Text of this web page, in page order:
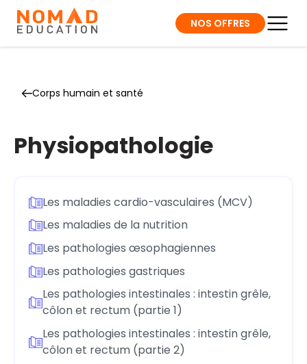
NOS OFFRES
Corps humain et santé
Physiopathologie
Les maladies cardio-vasculaires (MCV)
Les maladies de la nutrition
Les pathologies œsophagiennes
Les pathologies gastriques
Les pathologies intestinales : intestin grêle,
côlon et rectum (partie 1)
Les pathologies intestinales : intestin grêle,
côlon et rectum (partie 2)